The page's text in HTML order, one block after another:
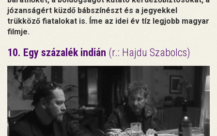
józanságért küzdő bábszínészt és a jegyekkel
trükköző fiatalokat is. Íme az idei év tíz legjobb magyar
filmje.
10. Egy százalék indián (r.: Hajdu Szabolcs)